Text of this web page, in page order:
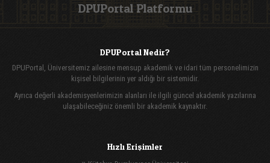
DPUPortal Platformu
DPUPortal Nedir?
DPUPortal, Üniversitemiz ailesine mensup akademik ve idari tüm personelimizin
kişisel bilgilerinin yer aldığı bir sistemidir.
Ayrıca değerli akademisyenlerimizin alanları ile ilgili güncel akademik yazılarına
ulaşabileceğiniz önemli bir akademik kaynaktır.
Hızlı Erişimler